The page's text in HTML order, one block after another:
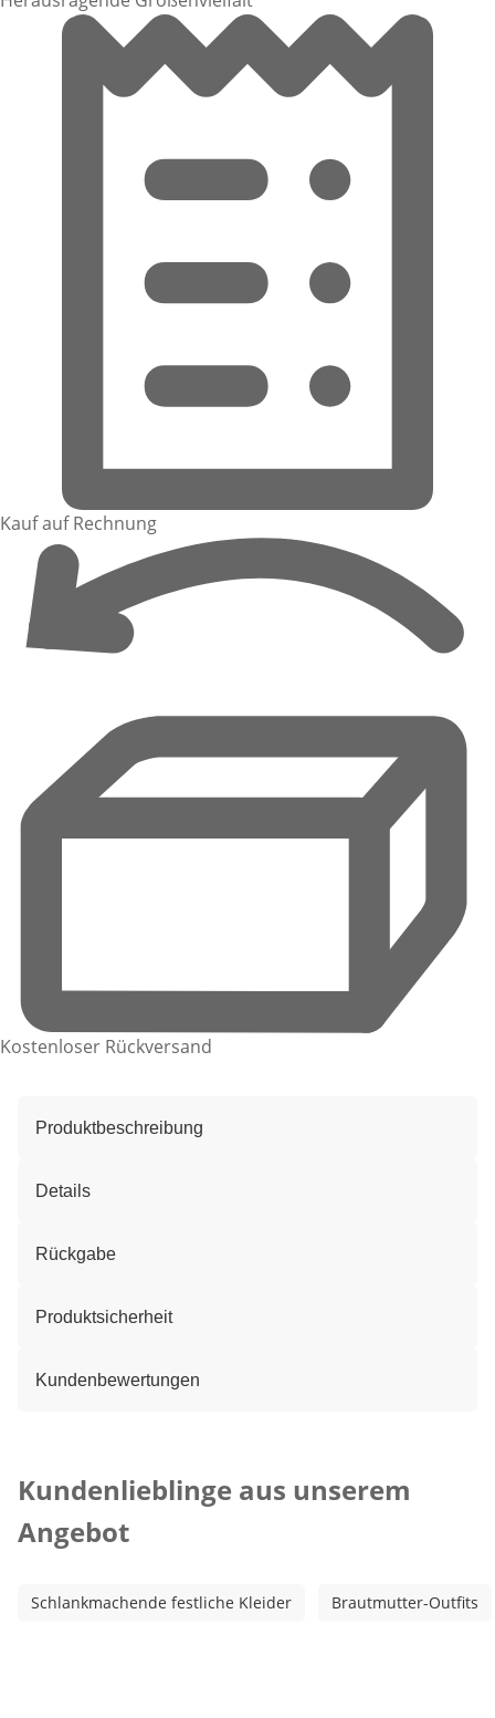
Kauf auf Rechnung
Kostenloser Rückversand
Produktbeschreibung
Details
Rückgabe
Produktsicherheit
Kundenbewertungen
Kundenlieblinge aus unserem
Angebot
Schlankmachende festliche Kleider Brautmutter-Outfits